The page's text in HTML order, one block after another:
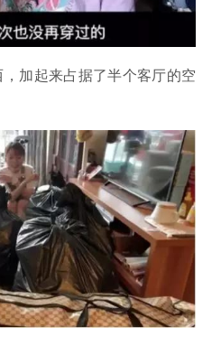
加起来占据了半个客厅的空